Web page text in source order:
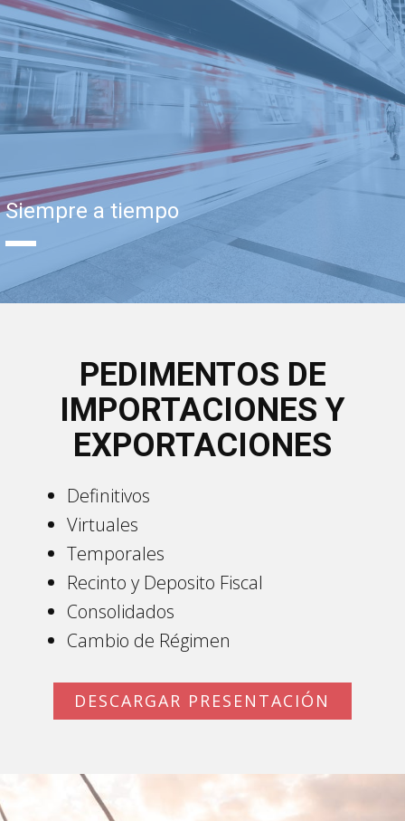
Siempre a tiempo
PEDIMENTOS DE
IMPORTACIONES Y
EXPORTACIONES
Definitivos
Virtuales
Temporales
Recinto y Deposito Fiscal
Consolidados
Cambio de Régimen
DESCARGAR PRESENTACIÓN